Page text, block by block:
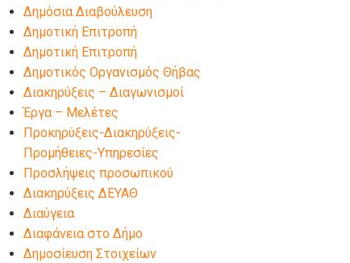
Δημόσια Διαβούλευση
Δημοτική Επιτροπή
Δημοτική Επιτροπή
Δημοτικός Οργανισμός Θήβας
Διακηρύξεις – Διαγωνισμοί
Έργα – Μελέτες
Προκηρύξεις-Διακηρύξεις-
Προμήθειες-Υπηρεσίες
Προσλήψεις προσωπικού
Διακηρύξεις ΔΕΥΑΘ
Διαύγεια
Διαφάνεια στο Δήμο
Δημοσίευση Στοιχείων